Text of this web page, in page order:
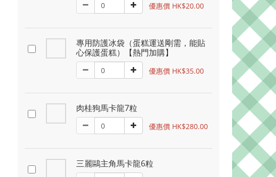
優惠價 HK$20.00
專用防護冰袋（蛋糕運送剛需，能貼
心保護蛋糕）【熱門加購】
優惠價 HK$35.00
肉桂狗馬卡龍7粒
優惠價 HK$280.00
三麗鷗主角馬卡龍6粒